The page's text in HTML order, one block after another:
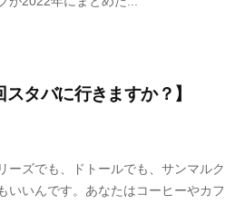
スタバに行きますか？】
ーズでも、ドトールでも、サンマルク
いいんです。あなたはコーヒーやカフ